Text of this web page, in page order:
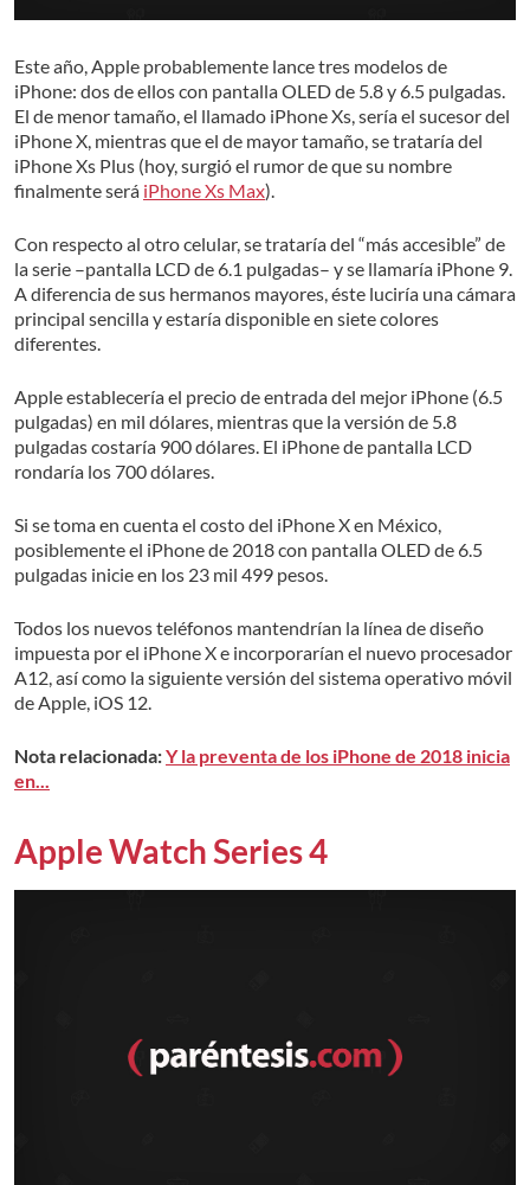
Este año, Apple probablemente lance tres modelos de
iPhone: dos de ellos con pantalla OLED de 5.8 y 6.5 pulgadas.
El de menor tamaño, el llamado iPhone Xs, sería el sucesor del
iPhone X, mientras que el de mayor tamaño, se trataría del
iPhone Xs Plus (hoy, surgió el rumor de que su nombre
finalmente será iPhone Xs Max).
Con respecto al otro celular, se trataría del “más accesible” de
la serie –pantalla LCD de 6.1 pulgadas– y se llamaría iPhone 9.
A diferencia de sus hermanos mayores, éste luciría una cámara
principal sencilla y estaría disponible en siete colores
diferentes.
Apple establecería el precio de entrada del mejor iPhone (6.5
pulgadas) en mil dólares, mientras que la versión de 5.8
pulgadas costaría 900 dólares. El iPhone de pantalla LCD
rondaría los 700 dólares.
Si se toma en cuenta el costo del iPhone X en México,
posiblemente el iPhone de 2018 con pantalla OLED de 6.5
pulgadas inicie en los 23 mil 499 pesos.
Todos los nuevos teléfonos mantendrían la línea de diseño
impuesta por el iPhone X e incorporarían el nuevo procesador
A12, así como la siguiente versión del sistema operativo móvil
de Apple, iOS 12.
Nota relacionada:Y la preventa de los iPhone de 2018 inicia
en...
Apple Watch Series 4